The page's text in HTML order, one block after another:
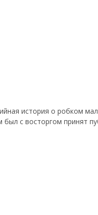
история о робком
с восторгом принят